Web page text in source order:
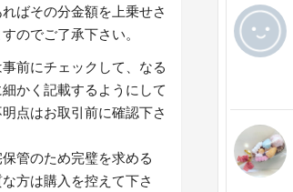
ばその分金額を上乗せさ
のでご了承下さい。
前にチェックして、なる
かく記載するようにして
点はお取引前に確認下さ
管のため完璧を求める
方は購入を控えて下さ